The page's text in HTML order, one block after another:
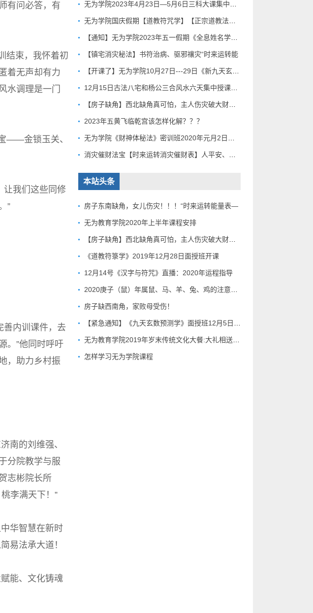
有问必答，有
结束，我怀着初
着无声却有力
水调理是一门
——金锁玉关、
让我们这些同修
”
善内训课件，去
。”他同时呼吁
，助力乡村振
南的刘维强、
分院教学与服
志彬院长所
李满天下！”
华智慧在新时
易法承大道！
能、文化铸魂
【镇宅消灾秘法】书符治病、驱邪禳灾“时来运转能
2023年五黄飞临乾宫该怎样化解？？？
本站头条
房子东南缺角，女儿伤灾！！！“时来运转能量表—
无为教育学院2020年上半年课程安排
《道教符箓学》2019年12月28日面授班开课
12月14号《汉字与符咒》直播：2020年运程指导
房子缺西南角，家败母受伤！
怎样学习无为学院课程